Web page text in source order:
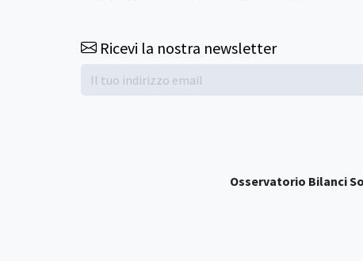
Ricevi la nostra newsletter
Osservatorio Bilanci